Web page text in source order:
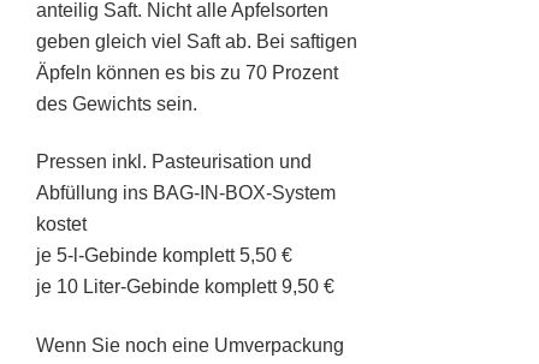
anteilig Saft. Nicht alle Apfelsorten
geben gleich viel Saft ab. Bei saftigen
Äpfeln können es bis zu 70 Prozent
des Gewichts sein.
Pressen inkl. Pasteurisation und
Abfüllung ins BAG-IN-BOX-System
kostet
je 5-l-Gebinde komplett 5,50 €
je 10 Liter-Gebinde komplett 9,50 €
Wenn Sie noch eine Umverpackung